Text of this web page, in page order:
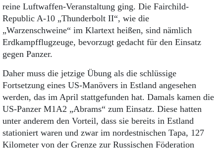
reine Luftwaffen-Veranstaltung ging. Die Fairchild-
Republic A-10 „Thunderbolt II“, wie die
„Warzenschweine“ im Klartext heißen, sind nämlich
Erdkampfflugzeuge, bevorzugt gedacht für den Einsatz
gegen Panzer.
Daher muss die jetzige Übung als die schlüssige
Fortsetzung eines US-Manövers in Estland angesehen
werden, das im April stattgefunden hat. Damals kamen die
US-Panzer M1A2 „Abrams“ zum Einsatz. Diese hatten
unter anderem den Vorteil, dass sie bereits in Estland
stationiert waren und zwar im nordestnischen Tapa, 127
Kilometer von der Grenze zur Russischen Föderation